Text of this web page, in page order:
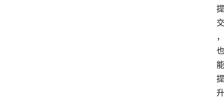
提
交
，
也
能
提
升